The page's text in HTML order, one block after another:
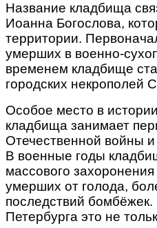
Название кладбища
Иоанна Богослова,
территории.
умерших в военно-
временем кладбище
городских некрополей
Особое место в
кладбища занимает
Отечественной войны
В военные годы
массового
умерших от голода,
последствий
Петербурга это не